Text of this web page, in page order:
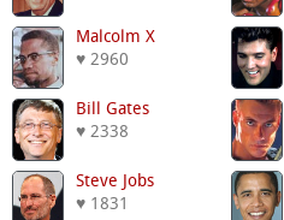
Malcolm X
♥ 2960
Bill Gates
♥ 2338
Steve Jobs
♥ 1831